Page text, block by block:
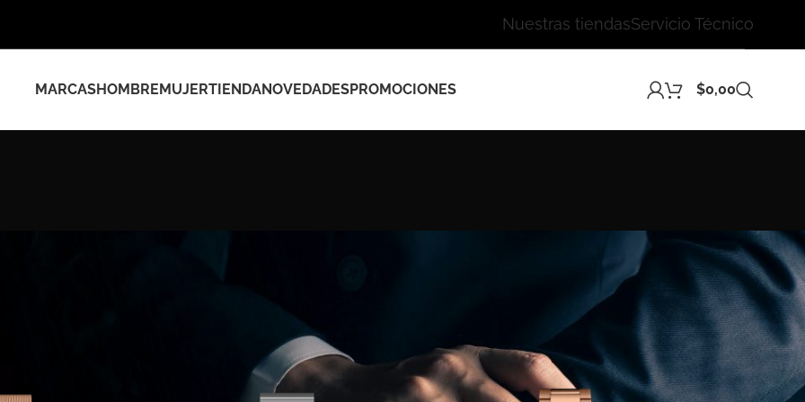
Nuestras tiendasServicio Técnico
MARCASHOMBREMUJERTIENDANOVEDADESPROMOCIONES $0,00
Show